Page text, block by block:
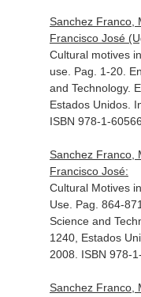
Sanchez Franco,
Francisco José
Cultural motives
use. Pag. 1-20.
and Technology.
Estados Unidos.
ISBN 978-1-
Sanchez Franco,
Francisco José:
Cultural Motives
Use. Pag. 864-
Science and
1240, Estados
2008. ISBN 978-
Sanchez Franco,